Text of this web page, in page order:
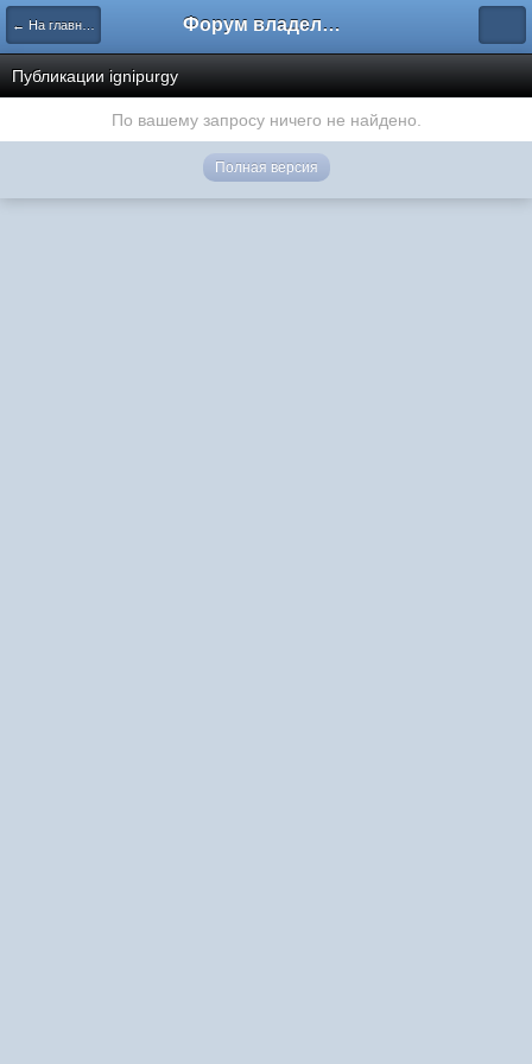
← На главную Форум владельцев интернет-магазинов
Публикации ignipurgy
По вашему запросу ничего не найдено.
Полная версия